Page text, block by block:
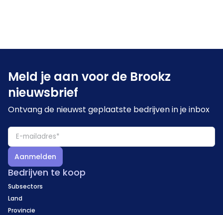
Meld je aan voor de Brookz
nieuwsbrief
Ontvang de nieuwst geplaatste bedrijven in je inbox
Aanmelden
Bedrijven te koop
Subsectors
Land
Provincie